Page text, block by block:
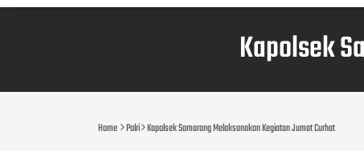
Kapolsek
Home Polri Kapolsek Samarang Melaksanakan Kegiatan Jumat Curhat